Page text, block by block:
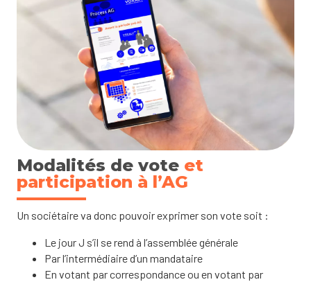
Modalités de vote et
participation à l’AG
Un sociétaire va donc pouvoir exprimer son vote soit :
Le jour J s’il se rend à l’assemblée générale
Par l’intermédiaire d’un mandataire
En votant par correspondance ou en votant par